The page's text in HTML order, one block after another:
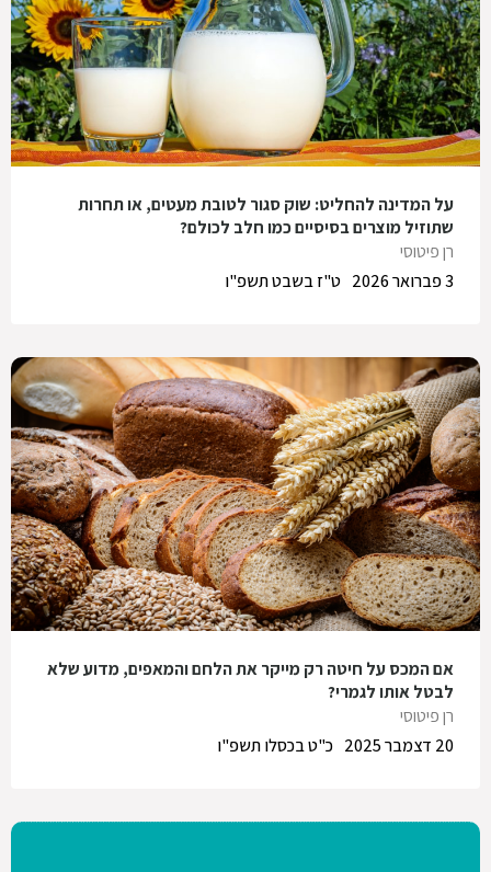
על המדינה להחליט: שוק סגור לטובת מעטים, או תחרות
שתוזיל מוצרים בסיסיים כמו חלב לכולם?
רן פיטוסי
ט"ז בשבט תשפ"ו
3 פברואר 2026
אם המכס על חיטה רק מייקר את הלחם והמאפים, מדוע שלא
לבטל אותו לגמרי?
רן פיטוסי
כ"ט בכסלו תשפ"ו
20 דצמבר 2025